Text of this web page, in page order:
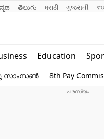
తెలుగు मराठी ગુજરાતી
Education
world
സാംസൺ 8th Pay